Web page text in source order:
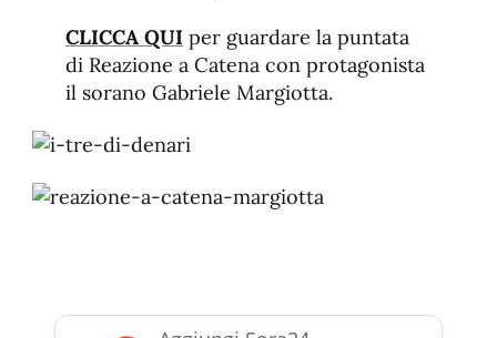
CLICCA QUI per guardare la puntata
di Reazione a Catena con protagonista
il sorano Gabriele Margiotta.